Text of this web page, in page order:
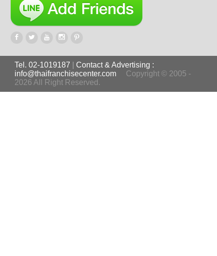
Tel. 02-1019187
Contact & Advertising :
info@thaifranchisecenter.com
Copyright © 2005 -
2026 All Right Reserved.